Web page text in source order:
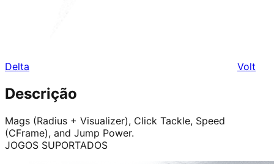
Delta Volt
Descrição
Mags (Radius + Visualizer), Click Tackle, Speed
(CFrame), and Jump Power.
JOGOS SUPORTADOS